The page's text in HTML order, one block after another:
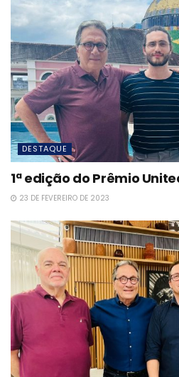
DESTAQUE
1ª edição do Prêmio
23 DE FEVEREIRO DE 2023